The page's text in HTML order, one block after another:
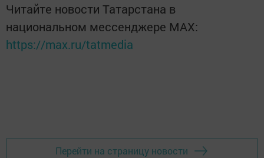
Читайте новости Татарстана в
национальном мессенджере MАХ:
https://max.ru/tatmedia
Перейти на страницу новости